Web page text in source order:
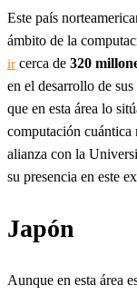
Este país
ámbito de la
ir cerca de 320
en el desarrollo de
que en esta área lo
computación
alianza con la
su presencia en este
Japón
Aunque en esta área